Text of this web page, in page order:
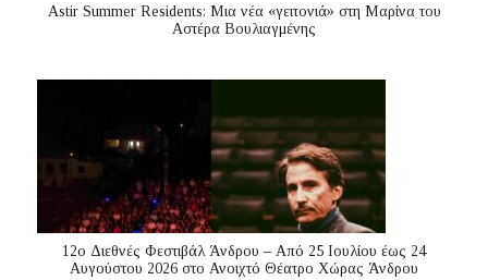
Astir Summer Residents: Μια νέα «γειτονιά» στη Μαρίνα του
Αστέρα Βουλιαγμένης
12ο Διεθνές Φεστιβάλ Άνδρου – Από 25 Ιουλίου έως 24
Αυγούστου 2026 στο Ανοιχτό Θέατρο Χώρας Άνδρου